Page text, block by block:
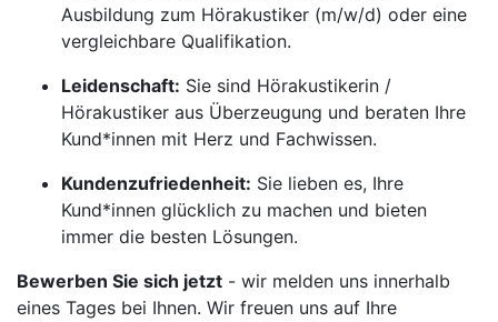
Ausbildung zum Hörakustiker (m/w/d) oder eine
vergleichbare Qualifikation.
Leidenschaft: Sie sind Hörakustikerin /
Hörakustiker aus Überzeugung und beraten Ihre
Kund*innen mit Herz und Fachwissen.
Kundenzufriedenheit: Sie lieben es, Ihre
Kund*innen glücklich zu machen und bieten
immer die besten Lösungen.
Bewerben Sie sich jetzt - wir melden uns innerhalb
eines Tages bei Ihnen. Wir freuen uns auf Ihre